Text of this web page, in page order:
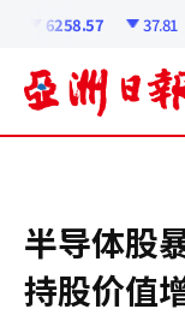
6258.57 37.81
半导体股
持股价值